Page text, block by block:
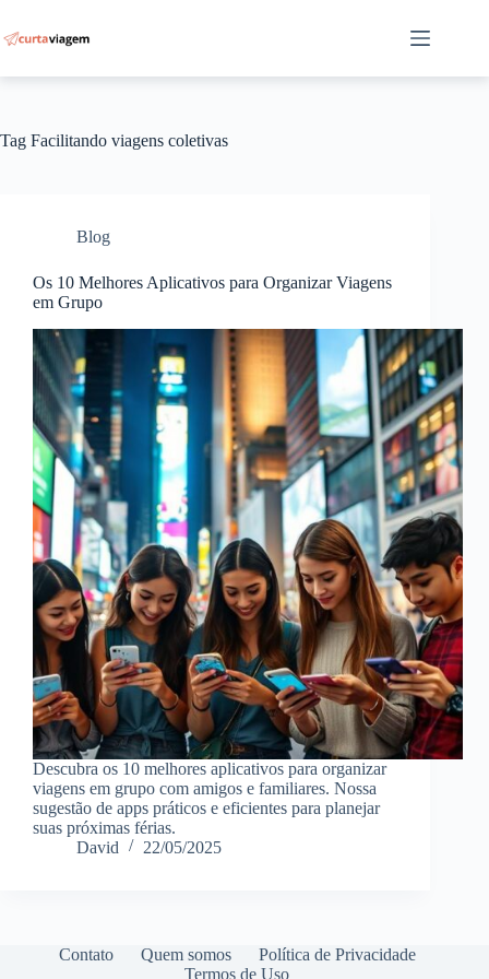
para
o
Tag Facilitando viagens coletivas
Blog
Os 10 Melhores Aplicativos para Organizar Viagens
em Grupo
Descubra os 10 melhores aplicativos para organizar
viagens em grupo com amigos e familiares. Nossa
sugestão de apps práticos e eficientes para planejar
suas próximas férias.
David
22/05/2025
Contato Quem somos
Política de Privacidade
Termos de Uso